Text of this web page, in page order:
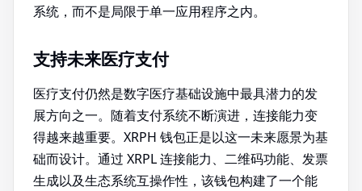
系统，而不是局限于单一应用程序之内。
支持未来医疗支付
医疗支付仍然是数字医疗基础设施中最具潜力的发
展方向之一。随着支付系统不断演进，连接能力变
得越来越重要。XRPH 钱包正是以这一未来愿景为基
础而设计。通过 XRPL 连接能力、二维码功能、发票
生成以及生态系统互操作性，该钱包构建了一个能